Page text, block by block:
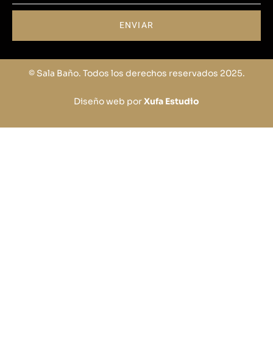
ENVIAR
© Sala Baño. Todos los derechos reservados 2025.
Diseño web porXufa Estudio